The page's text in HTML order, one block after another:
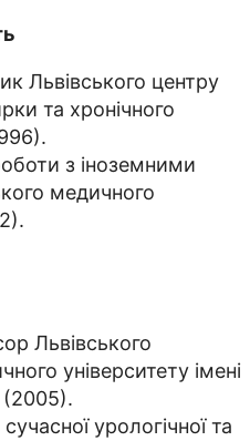
Львівського центру
та хронічного
з іноземними
медичного
Львівського
університету імені
(2005).
урологічної та